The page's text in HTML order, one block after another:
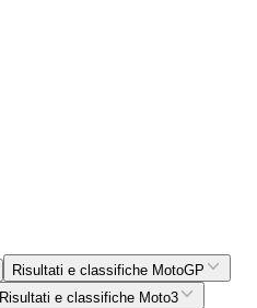
Risultati e classifiche MotoGP
Risultati e classifiche Moto3